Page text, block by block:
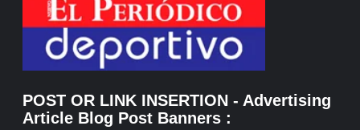
POST OR LINK INSERTION - Advertising
Article Blog Post Banners :